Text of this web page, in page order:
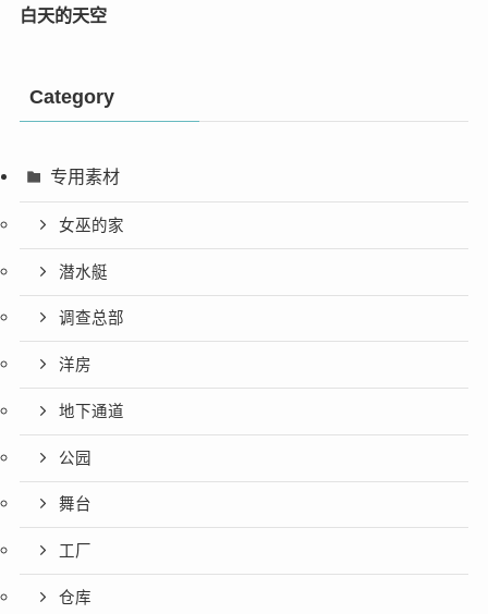
白天的天空
Category
专用素材
女巫的家
潜水艇
调查总部
洋房
地下通道
公园
舞台
工厂
仓库